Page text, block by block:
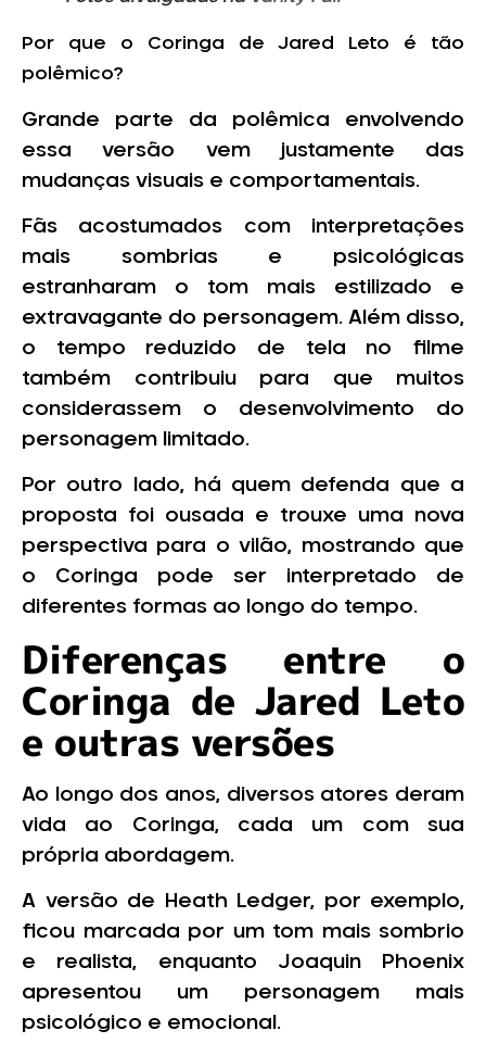
Por que o Coringa de Jared Leto é tão
polêmico?
Grande parte da polêmica envolvendo
essa versão vem justamente das
mudanças visuais e comportamentais.
Fãs acostumados com interpretações
mais sombrias e psicológicas
estranharam o tom mais estilizado e
extravagante do personagem. Além disso,
o tempo reduzido de tela no filme
também contribuiu para que muitos
considerassem o desenvolvimento do
personagem limitado.
Por outro lado, há quem defenda que a
proposta foi ousada e trouxe uma nova
perspectiva para o vilão, mostrando que
o Coringa pode ser interpretado de
diferentes formas ao longo do tempo.
Diferenças entre o
Coringa de Jared Leto
e outras versões
Ao longo dos anos, diversos atores deram
vida ao Coringa, cada um com sua
própria abordagem.
A versão de Heath Ledger, por exemplo,
ficou marcada por um tom mais sombrio
e realista, enquanto Joaquin Phoenix
apresentou um personagem mais
psicológico e emocional.